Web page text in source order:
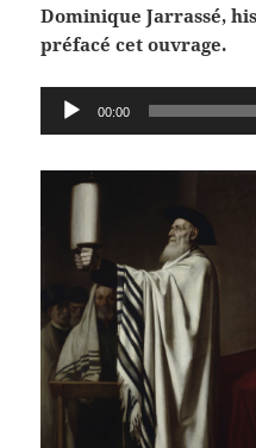
Dominique Jarrassé,
préfacé cet ouvrage.
Lecteur 00:00